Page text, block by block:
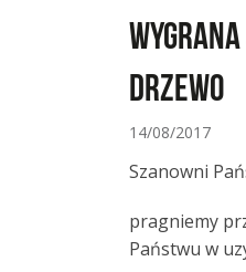
drzewo
14/08/2017
Szanowni
pragniemy
Państwu w